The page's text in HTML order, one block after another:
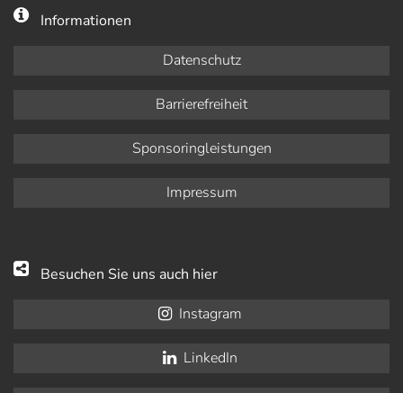
Informationen
Datenschutz
Barrierefreiheit
Sponsoringleistungen
Impressum
Besuchen Sie uns auch hier
Instagram
LinkedIn